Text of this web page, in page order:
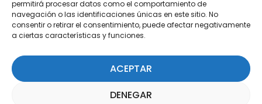
permitirá procesar datos como el comportamiento de
navegación o las identificaciones únicas en este sitio. No
consentir o retirar el consentimiento, puede afectar negativamente
a ciertas características y funciones.
ACEPTAR
DENEGAR
Suscríbete a nuestra Newsletter
SUSCRÍBETE AQUÍ